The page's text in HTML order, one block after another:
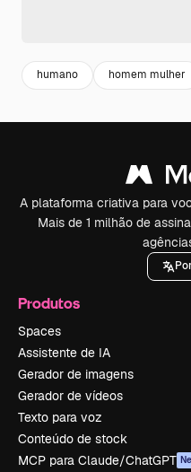
humano homem mulher
A plataforma criativa para
Mais de 1 milhão de
Produtos
Spaces
Assistente de IA
Gerador de imagens
Gerador de vídeos
Texto para voz
Conteúdo de stock
MCP para Claude/ChatGPT